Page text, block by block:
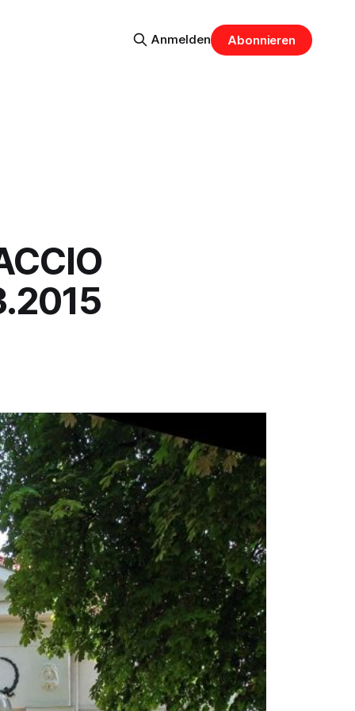
Anmelden Abonnieren